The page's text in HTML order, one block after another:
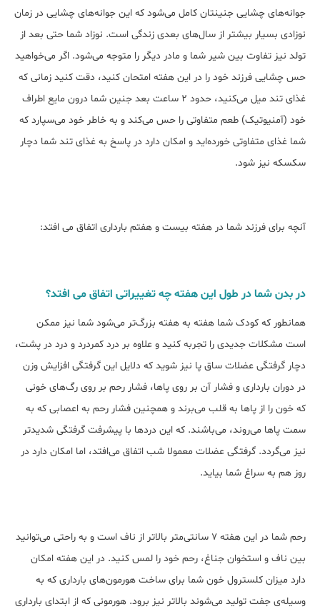
جوانه‌های چشایی جنینتان کامل می‌شود که این جوانه‌های چشایی در زمان
نوزادی بسیار بیشتر از سال‌های بعدی زندگی است. نوزاد شما حتی بعد از
تولد نیز تفاوت بین شیر شما و مادر دیگر را متوجه می‌شود. اگر می‌خواهید
حس چشایی فرزند خود را در این هفته امتحان کنید، دقت کنید زمانی که
غذای تند میل می‌کنید، حدود 2 ساعت بعد جنین شما درون مایع اطراف
خود (آمنیوتیک) طعم متفاوتی را حس می‌کند و به خاطر خود می‌سپارد که
شما غذای متفاوتی خورده‌اید و امکان دارد در پاسخ به غذای تند شما دچار
سکسکه نیز شود.
آنچه برای فرزند شما در هفته بیست و هفتم بارداری اتفاق می افتد:
در بدن شما در طول این هفته چه تغییراتی اتفاق می افتد؟
همانطور که کودک شما هفته به هفته بزرگ‌تر می‌شود شما نیز ممکن
است مشکلات جدیدی را تجربه کنید و علاوه بر درد کمردرد و درد در پشت،
دچار گرفتگی عضلات ساق پا نیز شوید که دلایل این گرفتگی افزایش وزن
در دوران بارداری و فشار آن بر روی پاها، فشار رحم بر روی رگ‌های خونی
که خون را از پاها به قلب می‌برند و همچنین فشار رحم به اعصابی که به
سمت پاها می‌روند، می‌باشند. که این دردها با پیشرفت گرفتگی شدیدتر
نیز می‌گردد. گرفتگی عضلات معمولا شب اتفاق می‌افتد، اما امکان دارد در
روز هم به سراغ شما بیاید.
رحم شما در این هفته 7 سانتی‌متر بالاتر از ناف است و به راحتی می‌توانید
بین ناف و استخوان جناغ، رحم خود را لمس کنید. در این هفته امکان
دارد میزان کلسترول خون شما برای ساخت هورمون‌های بارداری که به
‌وسیله‌ی جفت تولید می‌شوند بالاتر نیز برود. هورمونی که از ابتدای بارداری